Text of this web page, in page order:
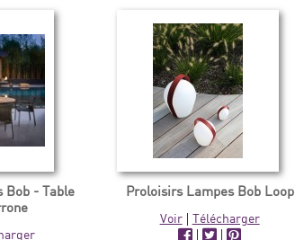
Bob - Table
Proloisirs Lampes Bob Loop
Voir| Télécharger
|
|